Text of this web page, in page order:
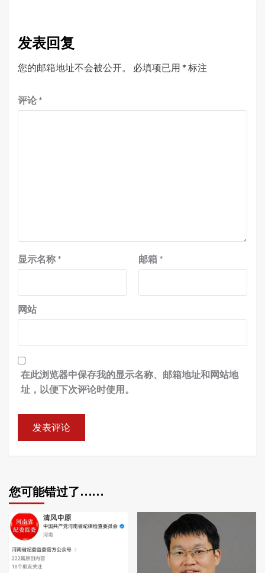
发表回复
您的邮箱地址不会被公开。 必填项已用 * 标注
评论 *
显示名称 * 邮箱 *
网站
在此浏览器中保存我的显示名称、邮箱地址和网站地
址，以便下次评论时使用。
您可能错过了……